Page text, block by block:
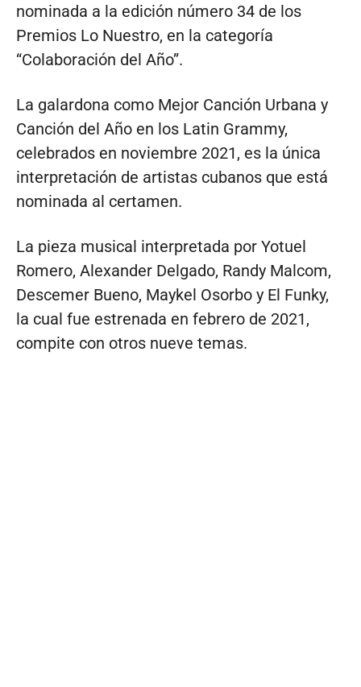
nominada a la edición número 34 de los
Premios Lo Nuestro, en la categoría
“Colaboración del Año”.
La galardona como Mejor Canción Urbana y
Canción del Año en los Latin Grammy,
celebrados en noviembre 2021, es la única
interpretación de artistas cubanos que está
nominada al certamen.
La pieza musical interpretada por Yotuel
Romero, Alexander Delgado, Randy Malcom,
Descemer Bueno, Maykel Osorbo y El Funky,
la cual fue estrenada en febrero de 2021,
compite con otros nueve temas.